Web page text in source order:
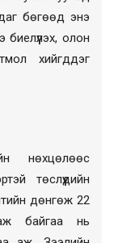
бөгөөд энэ
биелүүлэх, олон
хийгддэг
нөхцөлөөс
төслүүдийн
дөнгөж 22
байгаа нь